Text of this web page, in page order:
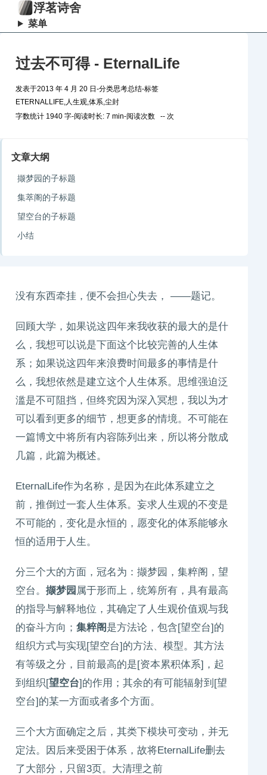
浮茗诗舍
菜单
过去不可得 - EternalLife
发表于2013 年 4 月 20 日 -分类思考总结-标签
ETERNALLIFE,人生观,体系,尘封
字数统计 1940 字-阅读时长: 7 min-阅读次数 -- 次
没有东西牵挂，便不会担心失去， ——题记。
回顾大学，如果说这四年来我收获的最大的是什
么，我想可以说是下面这个比较完善的人生体
系；如果说这四年来浪费时间最多的事情是什
么，我想依然是建立这个人生体系。思维强迫泛
滥是不可阻挡，但终究因为深入冥想，我以为才
可以看到更多的细节，想更多的情境。不可能在
一篇博文中将所有内容陈列出来，所以将分散成
几篇，此篇为概述。
EternalLife作为名称，是因为在此体系建立之
前，推倒过一套人生体系。妄求人生观的不变是
不可能的，变化是永恒的，愿变化的体系能够永
恒的适用于人生。
分三个大的方面，冠名为：撷梦园，集粹阁，望
空台。 撷梦园 属于形而上，统筹所有，具有最高
的指导与解释地位，其确定了人生观价值观与我
的奋斗方向； 集粹阁是方法论，包含[望空台]的
组织方式与实现[望空台]的方法、模型。其方法
有等级之分，目前最高的是[资本累积体系]，起
到组织[望空台]的作用；其余的有可能辐射到[望
空台]的某一方面或者多个方面。
三个大方面确定之后，其类下模块可变动，并无
定法。因后来受困于体系，故将EternalLife删去
了大部分，只留3页。大清理之前
文章大纲
撷梦园的子标题
集萃阁的子标题
望空台的子标题
小结